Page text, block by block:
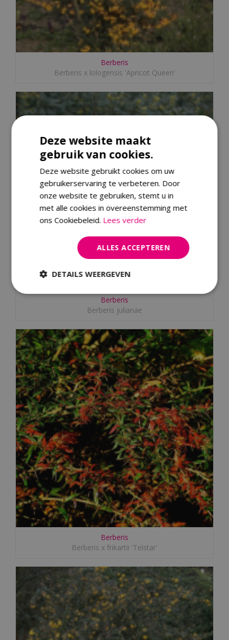
Berberis
Berberis x lologensis 'Apricot Queen'
Berberis
Berberis julianae
Berberis
Berberis x frikartii 'Telstar'
Deze website maakt
gebruik van cookies.
Deze website gebruikt cookies om uw
gebruikerservaring te verbeteren. Door
onze website te gebruiken, stemt u in
met alle cookies in overeenstemming met
ons Cookiebeleid. Lees verder
ALLES ACCEPTEREN
DETAILS WEERGEVEN